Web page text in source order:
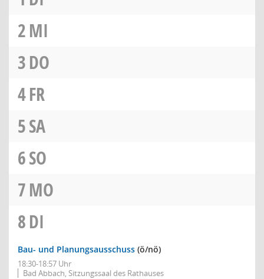
2MI
3DO
4FR
5SA
6SO
7MO
8DI
Bau- und Planungsausschuss (ö/nö)
18:30-18:57 Uhr
Bad Abbach, Sitzungssaal des Rathauses